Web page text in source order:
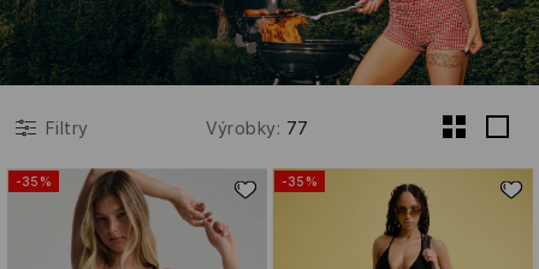
Filtry Výrobky: 77
-35% -35%